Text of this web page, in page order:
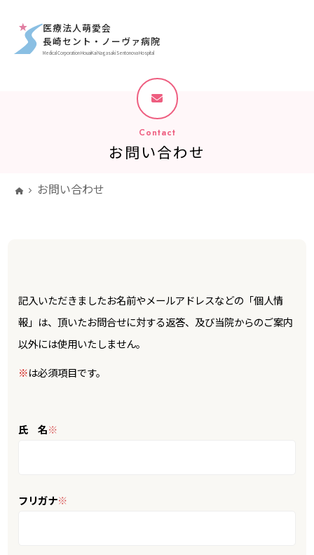
医療法人萌愛会
長崎セント・ノーヴァ病院
Medical Corporation HouaiKai Nagasaki Sentonova Hospital
Contact
お問い合わせ
お問い合わせ
記入いただきましたお名前やメールアドレスなどの「個人情
報」は、頂いたお問合せに対する返答、及び当院からのご案内
以外には使用いたしません。
※は必須項目です。
氏 名※
フリガナ※